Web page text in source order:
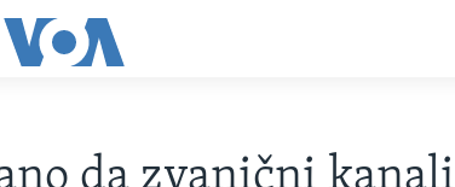
da zvanični kanali